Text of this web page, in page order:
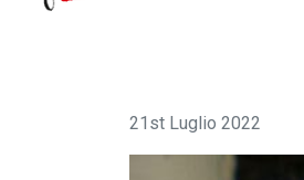
21st Luglio 2022